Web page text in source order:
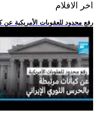
اخر الافلام
.. رفع محدود للعقوبات الأمريكية